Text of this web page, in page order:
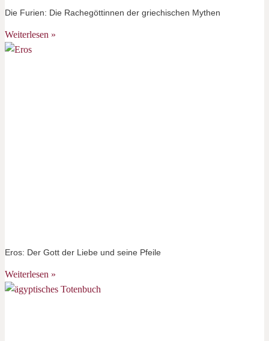
Die Furien: Die Rachegöttinnen der griechischen Mythen
Weiterlesen »
Eros: Der Gott der Liebe und seine Pfeile
Weiterlesen »